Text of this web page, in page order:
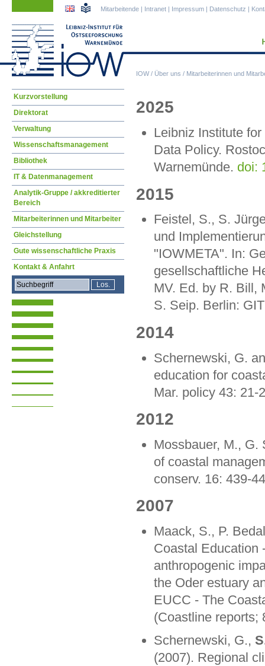
IOW/ Über uns / Mitarbeiterinnen und
Mitarbeitende | Intranet | Impressum | Datenschutz |
2025
Leibniz Institute
Data Policy.
Warnemünde. doi:
2015
Feistel, S., S.
und
"IOWMETA". In:
gesellschaftliche
MV. Ed. by R. Bill,
S. Seip. Berlin:
2014
Schernewski, G.
education for
Mar. policy 43: 21-
2012
Mossbauer, M.,
of coastal
conserv. 16: 439-
2007
Maack, S., P.
Coastal Education
anthropogenic
the Oder estuary
EUCC - The
(Coastline reports;
Schernewski, G.,
(2007). Regional
Navigation
Kurzvorstellung
Direktorat
Verwaltung
Wissenschaftsmanagement
Bibliothek
IT & Datenmanagement
Analytik-Gruppe / akkreditierter
Bereich
Mitarbeiterinnen und Mitarbeiter
Gleichstellung
Gute wissenschaftliche Praxis
Kontakt & Anfahrt